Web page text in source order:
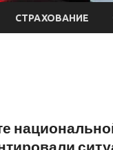
СТРАХОВАНИЕ